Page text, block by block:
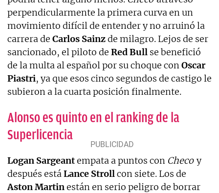
perpendicularmente la primera curva en un
movimiento difícil de entender y no arruinó la
carrera de Carlos Sainzde milagro. Lejos de ser
sancionado, el piloto de Red Bull se benefició
de la multa al español por su choque conOscar
Piastri, ya que esos cinco segundos de castigo le
subieron a la cuarta posición finalmente.
Alonso es quinto en el ranking de la
Superlicencia
Logan Sargeantempata a puntos con Checo y
después estáLance Strollcon siete. Los de
Aston Martinestán en serio peligro de borrar